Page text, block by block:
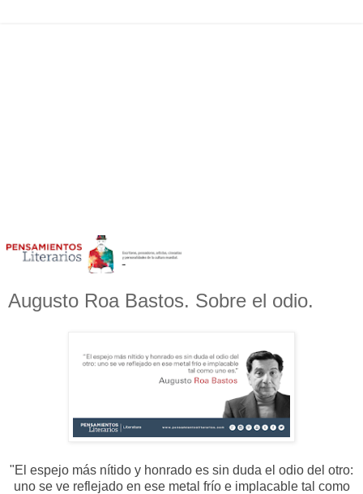
Augusto Roa Bastos. Sobre el odio.
"El espejo más nítido y honrado es sin duda el odio del otro:
uno se ve reflejado en ese metal frío e implacable tal como